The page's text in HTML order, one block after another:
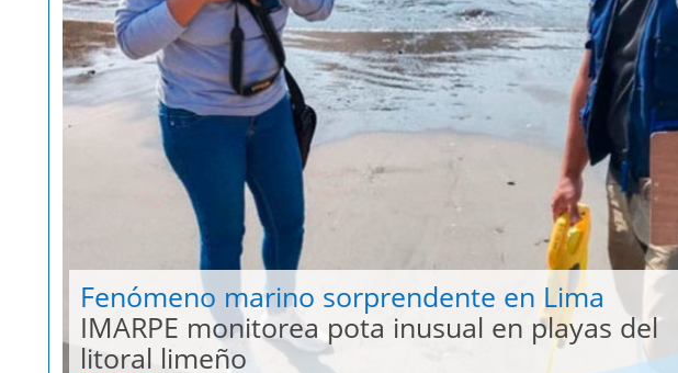
Fenómeno marino sorprendente en Lima
IMARPE monitorea pota inusual en playas del
litoral limeño